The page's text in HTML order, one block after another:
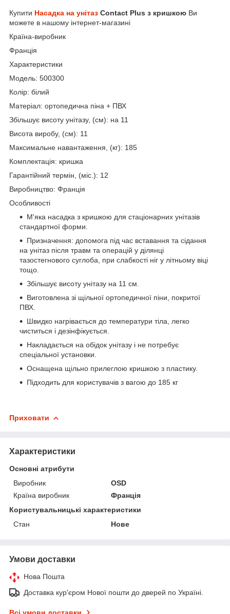
Купити Насадка на унітаз Contact Plus з кришкою Ви
можете в нашому інтернет-магазині
Країна-виробник
Франція
Характеристики
Модель: 500300
Колір: білий
Матеріал: ортопедична піна + ПВХ
Збільшує висоту унітазу, (см): на 11
Висота виробу, (см): 11
Максимальне навантаження, (кг): 185
Комплектація: кришка
Гарантійний термін, (міс.): 12
Виробництво: Франція
Особливості
М'яка насадка з кришкою для стаціонарних унітазів
стандартної форми.
Призначення: допомога під час вставання та сідання
на унітаз після травм та операцій у ділянці
тазостегнового суглоба, при слабкості ніг у літньому віці
тощо.
Збільшує висоту унітазу на 11 см.
Виготовлена зі щільної ортопедичної піни, покритої
ПВХ.
Швидко нагрівається до температури тіла, легко
чиститься і дезінфікується.
Накладається на обідок унітазу і не потребує
спеціальної установки.
Оснащена щільно прилеглою кришкою з пластику.
Підходить для користувачів з вагою до 185 кг
Приховати
Характеристики
Основні атрибути
Виробник
ОSD
Країна виробник
Франція
Користувальницькі характеристики
Стан
Нове
Умови доставки
Нова Пошта
Доставка кур'єром Нової пошти до дверей по Україні.
Всі умови доставки